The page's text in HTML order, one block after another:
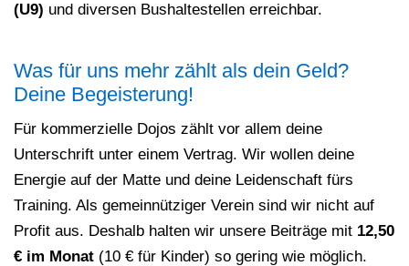
(U9) und diversen Bushaltestellen erreichbar.
Was für uns mehr zählt als dein Geld?
Deine Begeisterung!
Für kommerzielle Dojos zählt vor allem deine
Unterschrift unter einem Vertrag. Wir wollen deine
Energie auf der Matte und deine Leidenschaft fürs
Training. Als gemeinnütziger Verein sind wir nicht auf
Profit aus. Deshalb halten wir unsere Beiträge mit 12,50
€ im Monat (10 € für Kinder) so gering wie möglich.